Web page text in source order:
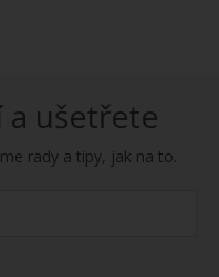
a ušetřete
rady a tipy, jak na to.